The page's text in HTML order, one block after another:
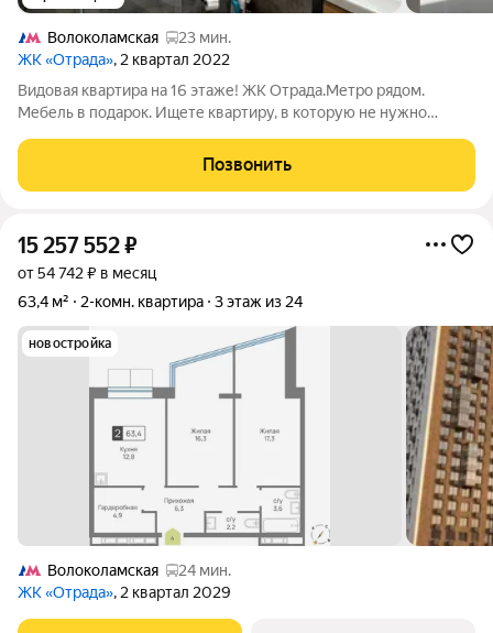
Волоколамская
23 мин.
ЖК «Отрада», 2 квартал 2022
Видовая квартира на 16 этаже! ЖК Отрада.Метро рядом.
Мебель в подарок. Ищете квартиру, в которую не нужно
«Отрада», ул. Пятницкая 11. Преимущества: Последний этаж
(16/16): Никто не ходит над
Позвонить
15 257 552₽
от 54 742 ₽ в месяц
63,4 м²
2-комн. квартира 3 этаж из 24
новостройка
Волоколамская
24 мин.
ЖК «Отрада», 2 квартал 2029